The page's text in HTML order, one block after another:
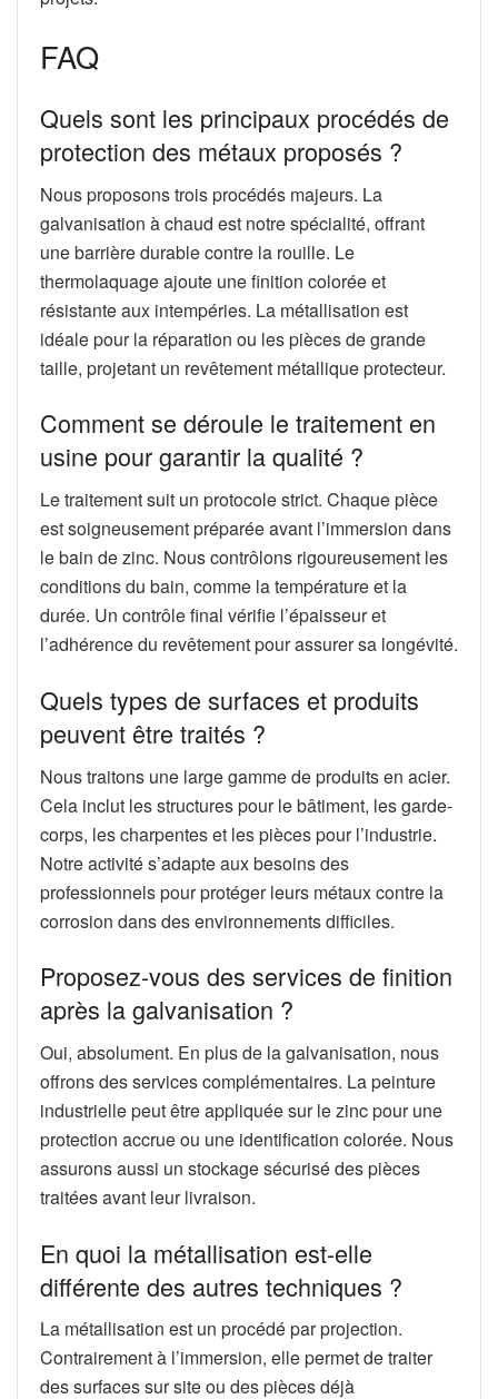
FAQ
Quels sont les principaux procédés de
protection des métaux proposés ?
Nous proposons trois procédés majeurs. La
galvanisation à chaud est notre spécialité, offrant
une barrière durable contre la rouille. Le
thermolaquage ajoute une finition colorée et
résistante aux intempéries. La métallisation est
idéale pour la réparation ou les pièces de grande
taille, projetant un revêtement métallique protecteur.
Comment se déroule le traitement en
usine pour garantir la qualité ?
Le traitement suit un protocole strict. Chaque pièce
est soigneusement préparée avant l’immersion dans
le bain de zinc. Nous contrôlons rigoureusement les
conditions du bain, comme la température et la
durée. Un contrôle final vérifie l’épaisseur et
l’adhérence du revêtement pour assurer sa longévité.
Quels types de surfaces et produits
peuvent être traités ?
Nous traitons une large gamme de produits en acier.
Cela inclut les structures pour le bâtiment, les garde-
corps, les charpentes et les pièces pour l’industrie.
Notre activité s’adapte aux besoins des
professionnels pour protéger leurs métaux contre la
corrosion dans des environnements difficiles.
Proposez-vous des services de finition
après la galvanisation ?
Oui, absolument. En plus de la galvanisation, nous
offrons des services complémentaires. La peinture
industrielle peut être appliquée sur le zinc pour une
protection accrue ou une identification colorée. Nous
assurons aussi un stockage sécurisé des pièces
traitées avant leur livraison.
En quoi la métallisation est-elle
différente des autres techniques ?
La métallisation est un procédé par projection.
Contrairement à l’immersion, elle permet de traiter
des surfaces sur site ou des pièces déjà